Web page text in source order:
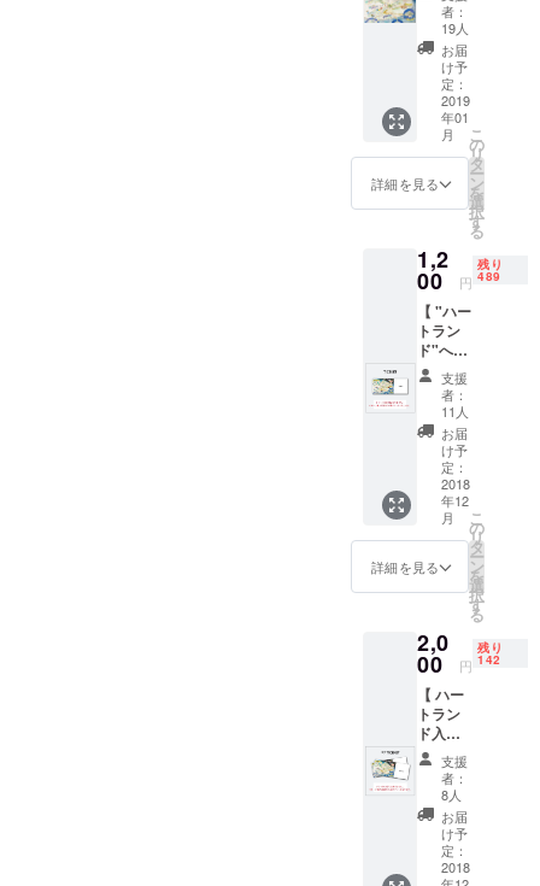
の南米ペ
ルーを目指
す旅にで
後、講演活
動、執筆、
行う。
妹のまほは
ペルーでの
臨死体験か
ら「生きて
いることが
奇跡であ
り、全ての
人には人生
の目的があ
る」ことに
気づく。そ
の経験は、
その後の人
生に大きく
り、共感覚
者でもある
ことから、
人生の大切
なメッセー
ジを絵画を
通して表現
している。
フォ
ワード
(支援)で
加！】
◆"幸福
の世界
樹"を立
てるプ
ロジェ
クトに
ワード
(支援)で
きるリ
ターン
です。
リター
ンで物
は必要
ないけ
れど、
プロ
ジェク
トに参
加・応
援した
い方に
オスス
フォ
ワード
1000
円〜お
好きな
金額を
決めら
れま
す。 ◆
クリス
マス
後、写
者：
19人
お届
け予
定：
2019
年01
月
詳細を見る
こ
の
リ
タ
ー
ン
を
選
択
す
る
1,2
00 円
残り
489
【 "ハー
トラン
ド"への
入場チ
ケット
◆"ハー
トラン
ド"への
入場チ
ケット
です。
12/24
か、
12/25の
きな日
程で使
えま
す。
◆"ハー
トラン
ド"入場
者には
全員に
クリス
マスプ
レゼン
トが用
支援
者：
11人
お届
け予
定：
2018
年12
月
詳細を見る
こ
の
リ
タ
ー
ン
を
選
択
す
る
2,0
00 円
残り
142
【 ハー
トラン
ド入場
ペアチ
ケット
】 ◆
ハート
ランド
入場ペ
アチ
支援
者：
8人
お届
け予
定：
2018